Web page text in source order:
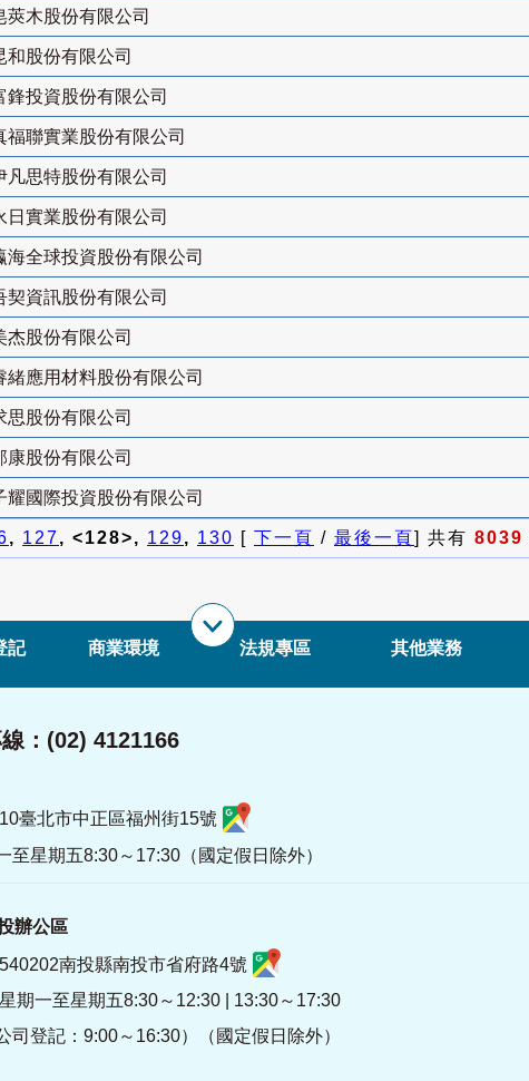
莢木股份有限公司
和股份有限公司
鋒投資股份有限公司
福聯實業股份有限公司
凡思特股份有限公司
日實業股份有限公司
海全球投資股份有限公司
契資訊股份有限公司
杰股份有限公司
緒應用材料股份有限公司
思股份有限公司
康股份有限公司
耀國際投資股份有限公司
, 127, <128>, 129, 130 [ 下一頁 / 最後一頁] 共有 8039
記 商業環境 法規專區 其他業務
：(02) 4121166
臺北市中正區福州街15號
至星期五8:30～17:30（國定假日除外）
辦公區
540202南投縣南投市省府路4號
期一至星期五8:30～12:30 | 13:30～17:30
司登記：9:00～16:30）（國定假日除外）